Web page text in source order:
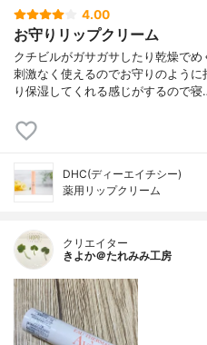
4.00
お守りリップクリーム
クチビルがガサガサしたり乾燥で
刺激なく使えるのでお守りのよう
り保湿してくれる感じがするので寝
DHC(ディーエイチシー)
薬用リップクリーム
クリエイター
きよか＠たれみみ工房